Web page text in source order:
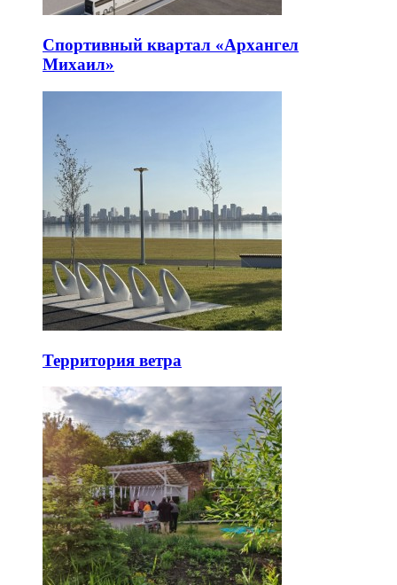
Спортивный квартал «Архангел
Михаил»
Территория ветра